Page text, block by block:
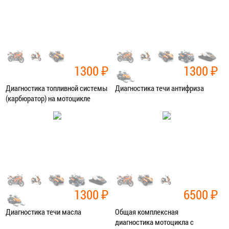
1300₽
Диагностика топливной системы
(карбюратор) на мотоцикле
Диагностика
1300₽
Диагностика течи антифриза
Диагностика
1300₽
Диагностика течи масла
6500₽
Общая комплексная
диагностика мотоцикла с